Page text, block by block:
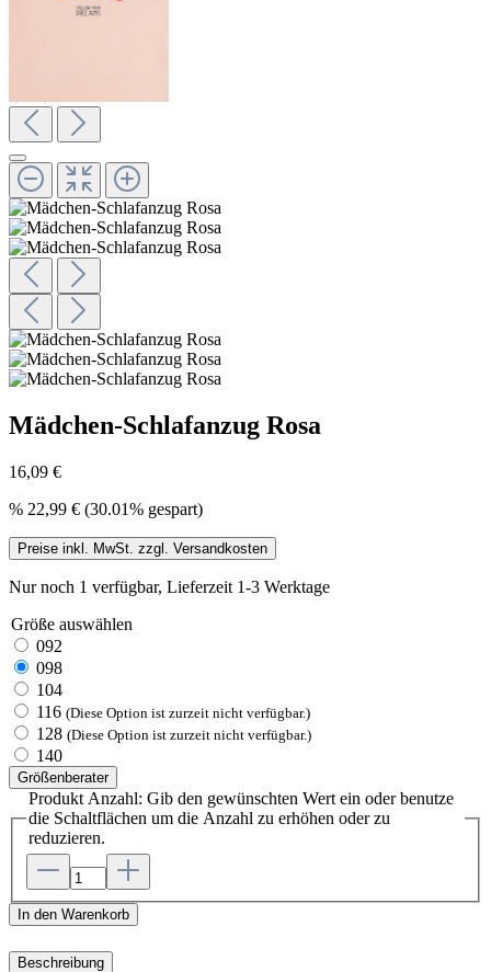
Mädchen-Schlafanzug Rosa
16,09 €
% 22,99 € (30.01% gespart)
Preise inkl. MwSt. zzgl. Versandkosten
Nur noch 1 verfügbar, Lieferzeit 1-3 Werktage
Größe auswählen
092
098
104
116 (Diese Option ist zurzeit nicht verfügbar.)
128 (Diese Option ist zurzeit nicht verfügbar.)
140
Größenberater
Produkt Anzahl: Gib den gewünschten Wert ein oder benutze
die Schaltflächen um die Anzahl zu erhöhen oder zu
reduzieren.
In den Warenkorb
Beschreibung